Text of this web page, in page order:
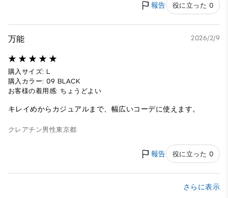
報告 役に立った 0
万能 2026/2/9
購入サイズ: L
購入カラー: 09 BLACK
お客様の着用感: ちょうどよい
キレイめからカジュアルまで、幅広いコーデに使えます。
クレアチン男性東京都
報告 役に立った 0
さらに表示